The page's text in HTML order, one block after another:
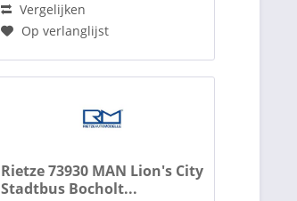
Vergelijken
Op verlanglijst
Rietze 73930 MAN Lion's City
Stadtbus Bocholt...